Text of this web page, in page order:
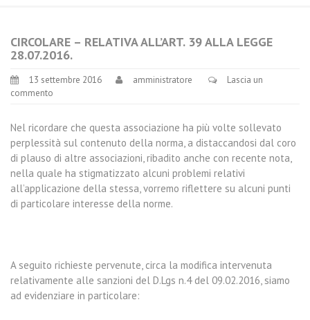
CIRCOLARE – RELATIVA ALL’ART. 39 ALLA LEGGE
28.07.2016.
13 settembre 2016 amministratore
Lascia un
commento
Nel ricordare che questa associazione ha più volte sollevato
perplessità sul contenuto della norma, a distaccandosi dal coro
di plauso di altre associazioni, ribadito anche con recente nota,
nella quale ha stigmatizzato alcuni problemi relativi
all’applicazione della stessa, vorremo riflettere su alcuni punti
di particolare interesse della norme.
A seguito richieste pervenute, circa la modifica intervenuta
relativamente alle sanzioni del D.Lgs n.4 del 09.02.2016, siamo
ad evidenziare in particolare: